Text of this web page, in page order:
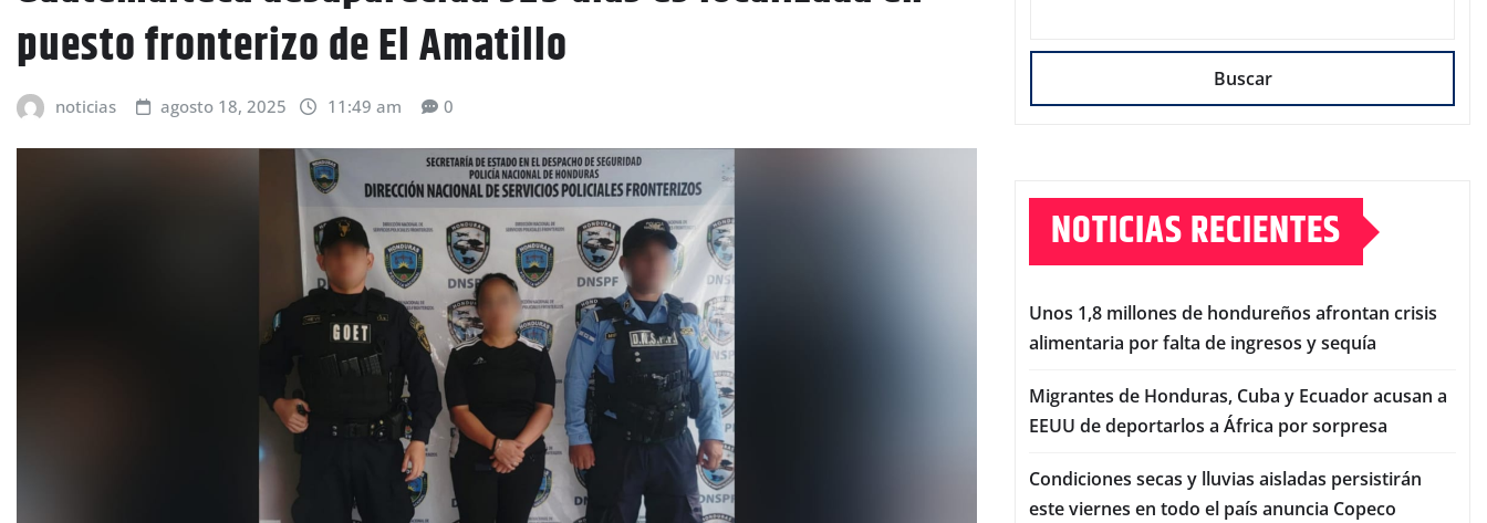
puesto fronterizo de El Amatillo
noticias agosto 18, 2025 11:49 am 0
Buscar
NOTICIAS RECIENTES
Unos 1,8 millones de hondureños afrontan crisis
alimentaria por falta de ingresos y sequía
Migrantes de Honduras, Cuba y Ecuador acusan a
EEUU de deportarlos a África por sorpresa
Condiciones secas y lluvias aisladas persistirán
este viernes en todo el país anuncia Copeco